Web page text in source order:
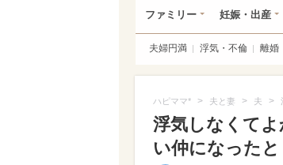
ファミリー 妊娠・出産
夫婦円満 浮気・不倫 離婚
ハピママ* > 夫と妻 > 夫 >
浮気しなくて
い仲になった